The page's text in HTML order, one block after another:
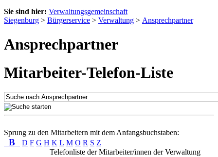
Sie sind hier: Verwaltungsgemeinschaft
Siegenburg > Bürgerservice > Verwaltung > Ansprechpartner
Ansprechpartner
Mitarbeiter-Telefon-Liste
Sprung zu den Mitarbeitern mit dem Anfangsbuchstaben:
B D F G H K L M O R S Z
Telefonliste der Mitarbeiter/innen der Verwaltung